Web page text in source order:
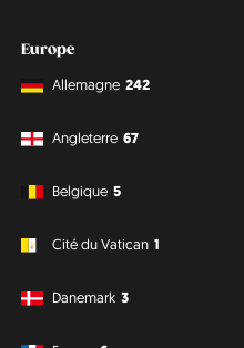
Europe
Allemagne 242
Angleterre 67
Belgique 5
Cité du Vatican 1
Danemark 3